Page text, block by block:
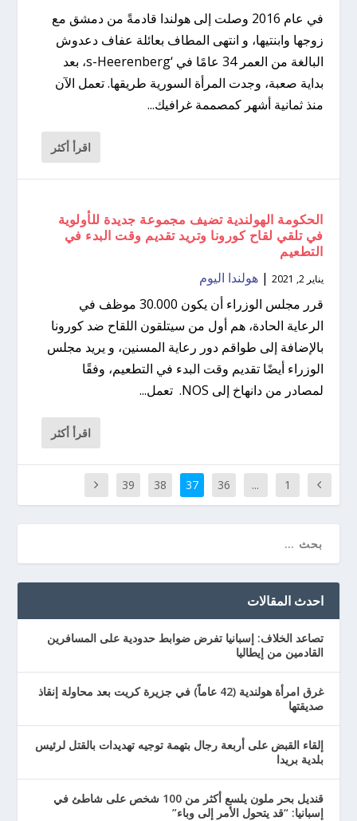
في عام 2016 وصلت إلى هولندا قادمةً من دمشق مع
زوجها وابنتيها، و انتهى المطاف بعائلة عفاف دعدوش
البالغة من العمر 34 عامًا في ‘s-Heerenberg، بعد
بداية صعبة، وجدت المرأة السورية طريقها. تعمل الآن
منذ ثمانية أشهر كمصممة غرافيك...
اقرأ أكثر
الحكومة الهولندية تضيف مجموعة جديدة للأولوية
في تلقي لقاح كورونا وتريد تقديم وقت البدء في
التطعيم
يناير 2, 2021 |هولندا اليوم
قرر مجلس الوزراء أن يكون 30.000 موظف في
الرعاية الحادة، هم أول من سيتلقون اللقاح ضد كورونا
بالإضافة إلى طواقم دور رعاية المسنين، و يريد مجلس
الوزراء أيضًا تقديم وقت البدء في التطعيم، وفقًا
لمصادر من دانهاخ إلى NOS. تعمل...
اقرأ أكثر
1
...
36
37
38
39
احدث المقالات
تصاعد الخلاف: إسبانيا تفرض ضوابط حدودية على المسافرين
القادمين من إيطاليا
غرق امرأة هولندية (42 عاماً) في جزيرة كريت بعد محاولة إنقاذ
صديقتها
إلقاء القبض على أربعة رجال بتهمة توجيه تهديدات بالقتل لرئيس
بلدية بريدا
قنديل بحر ملون يلسع أكثر من 100 شخص على شاطئ في
إسبانيا: “قد يتحول الأمر إلى وباء”